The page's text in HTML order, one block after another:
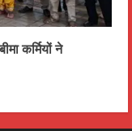
कर्मियों ने